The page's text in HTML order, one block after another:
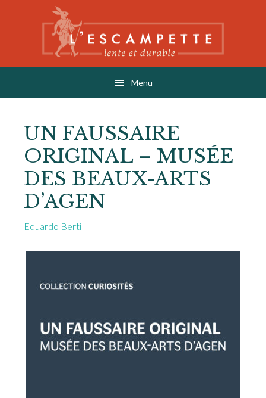
L'ESCAMPETTE
éditions lentes & durables
Menu
UN FAUSSAIRE
ORIGINAL – MUSÉE
DES BEAUX-ARTS
D’AGEN
Eduardo Berti